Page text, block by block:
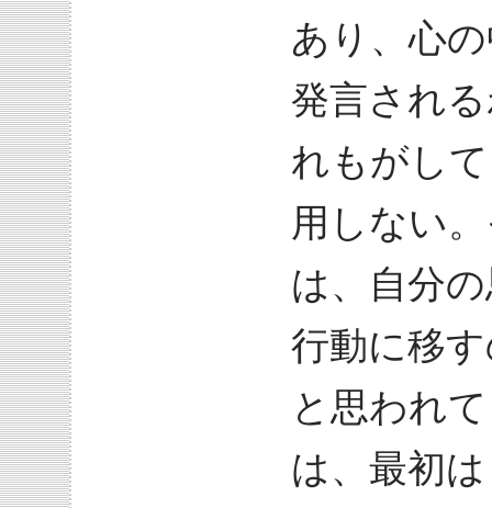
あり、心
発言され
れもがし
用しない
は、自分
行動に移
と思われ
は、最初